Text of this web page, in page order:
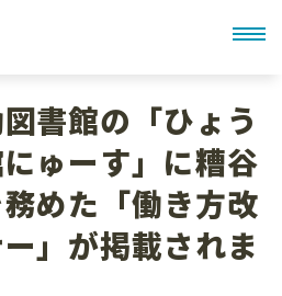
書館の「ひょう
ゅーす」に糟谷
めた「働き方改
」が掲載されま